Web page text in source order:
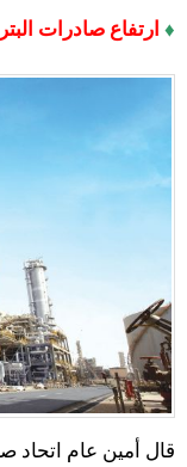
♦ ارتفاع صادرات
قال أمين عام اتحاد